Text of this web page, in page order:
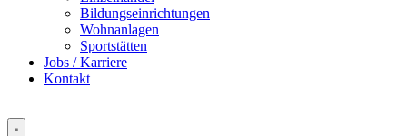
Bildungseinrichtungen
Wohnanlagen
Sportstätten
Jobs / Karriere
Kontakt